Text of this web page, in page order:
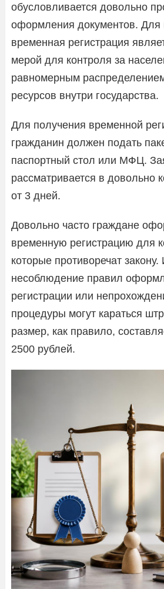
обусловливается довольно
оформления документов. Для
временная регистрация
мерой для контроля за
равномерным
ресурсов внутри государства.
Для получения временной
гражданин должен подать
паспортный стол или МФЦ.
рассматривается в довольно
от 3 дней.
Довольно часто граждане
временную регистрацию для
которые противоречат
несоблюдение правил
регистрации или
процедуры могут караться
размер, как правило,
2500 рублей.